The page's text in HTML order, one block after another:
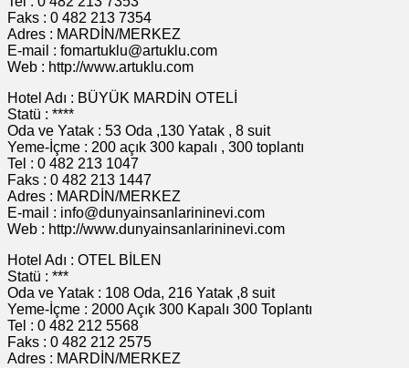
Faks : 0 482 213 7354
Adres : MARDİN/MERKEZ
E-mail : fomartuklu@artuklu.com
Web : http://www.artuklu.com
Hotel Adı : BÜYÜK MARDİN OTELİ
Statü : ****
Oda ve Yatak : 53 Oda ,130 Yatak , 8 suit
Yeme-İçme : 200 açık 300 kapalı , 300 toplantı
Tel : 0 482 213 1047
Faks : 0 482 213 1447
Adres : MARDİN/MERKEZ
E-mail : info@dunyainsanlarininevi.com
Web : http://www.dunyainsanlarininevi.com
Hotel Adı : OTEL BİLEN
Statü : ***
Oda ve Yatak : 108 Oda, 216 Yatak ,8 suit
Yeme-İçme : 2000 Açık 300 Kapalı 300 Toplantı
Tel : 0 482 212 5568
Faks : 0 482 212 2575
Adres : MARDİN/MERKEZ